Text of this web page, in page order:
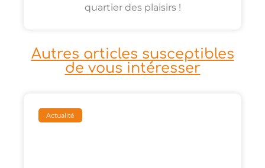
quartier des plaisirs !
Autres articles susceptibles
de vous intéresser
Actualité